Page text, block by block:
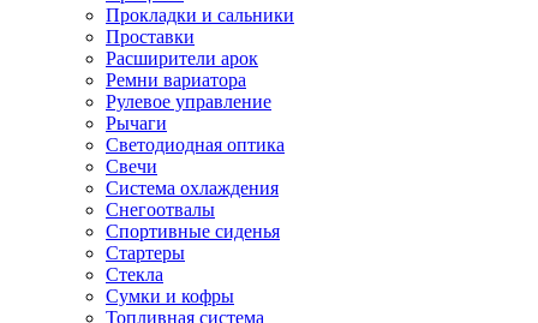
Прокладки и сальники
Проставки
Расширители арок
Ремни вариатора
Рулевое управление
Рычаги
Светодиодная оптика
Свечи
Система охлаждения
Снегоотвалы
Спортивные сиденья
Стартеры
Стекла
Сумки и кофры
Топливная система